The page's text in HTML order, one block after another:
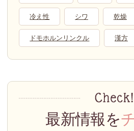
冷え性 シワ 乾燥
ドモホルンリンクル 漢方
最新情報を